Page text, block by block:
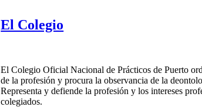
El Colegio
El Colegio Oficial Nacional de Prácticos de Puerto
de la profesión y procura la observancia de la
Representa y defiende la profesión y los intereses
colegiados.